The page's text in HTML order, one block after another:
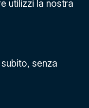
utilizzi la nostra
senza